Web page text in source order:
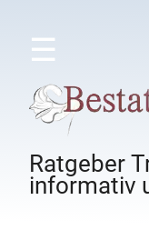
☰
Ratgeber
informativ